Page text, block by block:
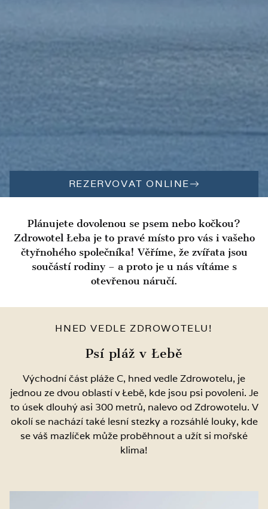
REZERVOVAT ONLINE
Plánujete dovolenou se psem nebo kočkou?
Zdrowotel Łeba je to pravé místo pro vás i vašeho
čtyřnohého společníka! Věříme, že zvířata jsou
součástí rodiny – a proto je u nás vítáme s
otevřenou náručí.
HNED VEDLE ZDROWOTELU!
Psí pláž v Łebě
Východní část pláže C, hned vedle Zdrowotelu, je
jednou ze dvou oblastí v Łebě, kde jsou psi povoleni. Je
to úsek dlouhý asi 300 metrů, nalevo od Zdrowotelu. V
okolí se nachází také lesní stezky a rozsáhlé louky, kde
se váš mazlíček může proběhnout a užít si mořské
klima!